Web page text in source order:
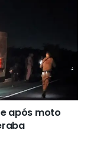
após moto